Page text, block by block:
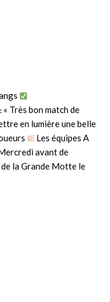
« Très bon match de
en lumière une belle
Les équipes A
avant de
la Grande Motte le